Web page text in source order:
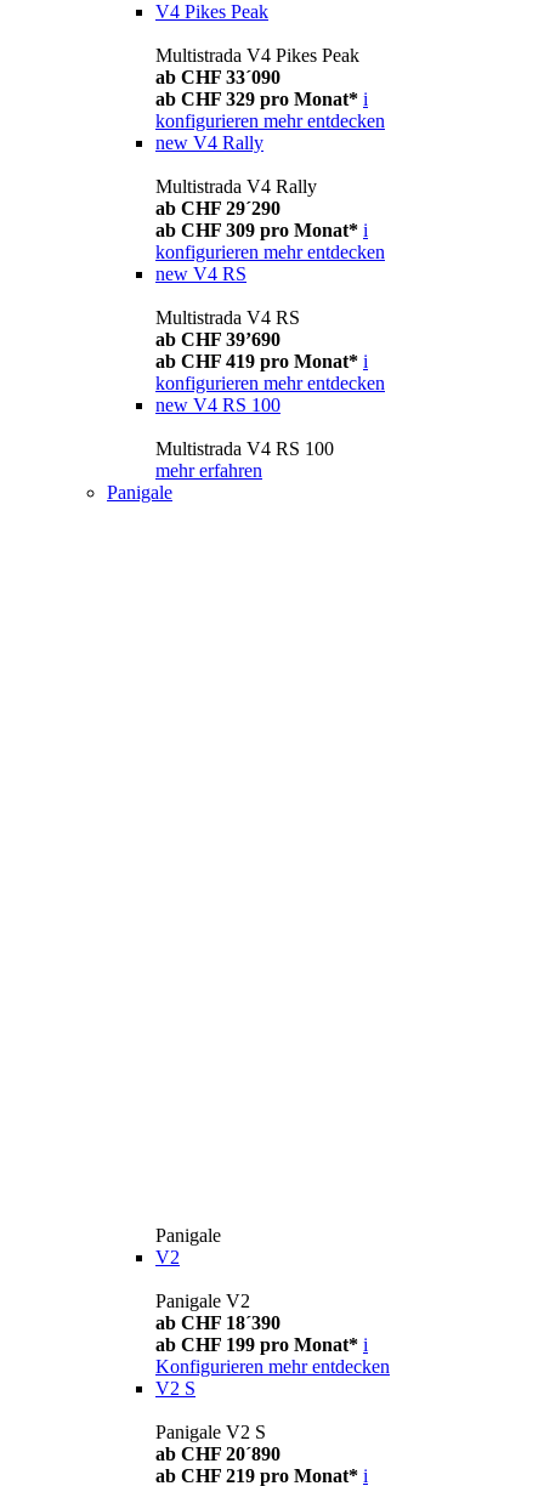
V4 Pikes Peak
Multistrada V4 Pikes Peak
ab CHF 33´090
ab CHF 329 pro Monat* i
konfigurieren mehr entdecken
new V4 Rally
Multistrada V4 Rally
ab CHF 29´290
ab CHF 309 pro Monat* i
konfigurieren mehr entdecken
new V4 RS
Multistrada V4 RS
ab CHF 39’690
ab CHF 419 pro Monat* i
konfigurieren mehr entdecken
new V4 RS 100
Multistrada V4 RS 100
mehr erfahren
Panigale
Panigale
V2
Panigale V2
ab CHF 18´390
ab CHF 199 pro Monat* i
Konfigurieren mehr entdecken
V2 S
Panigale V2 S
ab CHF 20´890
ab CHF 219 pro Monat* i